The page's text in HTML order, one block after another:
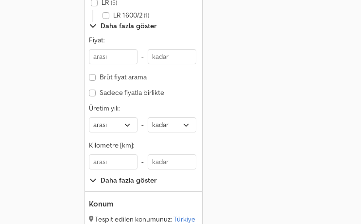
LR (5)
LR 1600/2(1)
Daha fazla göster
Fiyat:
-
Brüt fiyat arama
Sadece fiyatla birlikte
Üretim yılı:
-
Kilometre [km]:
-
Daha fazla göster
Konum
Tespit edilen konumunuz:Türkiye